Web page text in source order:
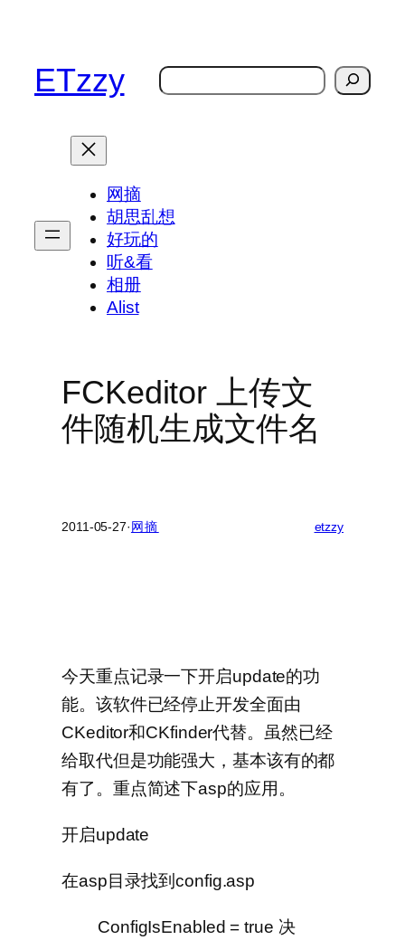
ETzzy
搜
网摘
胡思乱想
好玩的
听&看
相册
Alist
FCKeditor 上传文
件随机生成文件名
2011-05-27·网摘 etzzy
今天重点记录一下开启update的功
能。该软件已经停止开发全面由
CKeditor和CKfinder代替。虽然已经
给取代但是功能强大，基本该有的都
有了。重点简述下asp的应用。
开启update
在asp目录找到config.asp
ConfigIsEnabled = true 决